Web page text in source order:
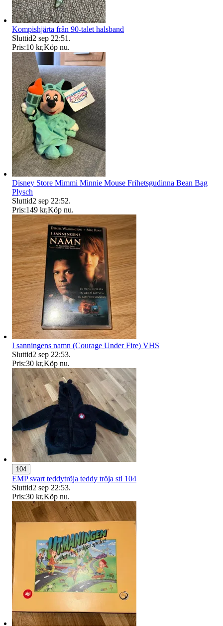
Kompishjärta från 90-talet halsband
Sluttid2 sep 22:51 .
Pris:10 kr,Köp nu.
Disney Store Mimmi Minnie Mouse Frihetsgudinna Bean Bag
Plysch
Sluttid2 sep 22:52.
Pris:149 kr,Köp nu.
I sanningens namn (Courage Under Fire) VHS
Sluttid2 sep 22:53.
Pris:30 kr,Köp nu.
104
EMP svart teddytröja teddy tröja stl 104
Sluttid2 sep 22:53.
Pris:30 kr,Köp nu.